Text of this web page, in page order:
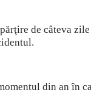
de câteva
din an în